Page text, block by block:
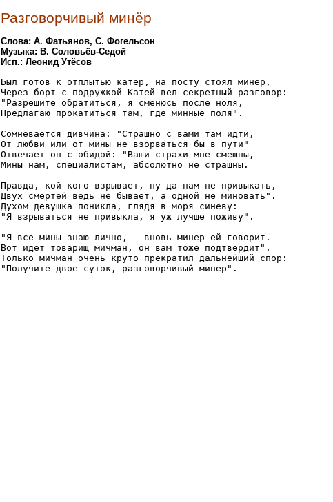
Разговорчивый минёр
Слова: А. Фатьянов, С. Фогельсон
Музыка: В. Соловьёв-Седой
Исп.: Леонид Утёсов
Был готов к отплытью катер, на посту стоял минер,
Через борт с подружкой Катей вел секретный разговор:
"Разрешите обратиться, я сменюсь после ноля,
Предлагаю прокатиться там, где минные поля".
Сомневается дивчина: "Страшно с вами там идти,
От любви или от мины не взорваться бы в пути"
Отвечает он с обидой: "Ваши страхи мне смешны,
Мины нам, специалистам, абсолютно не страшны.
Правда, кой-кого взрывает, ну да нам не привыкать,
Двух смертей ведь не бывает, а одной не миновать".
Духом девушка поникла, глядя в моря синеву:
"Я взрываться не привыкла, я уж лучше поживу".
"Я все мины знаю лично, - вновь минер ей говорит. -
Вот идет товарищ мичман, он вам тоже подтвердит".
Только мичман очень круто прекратил дальнейший спор:
"Получите двое суток, разговорчивый минер".